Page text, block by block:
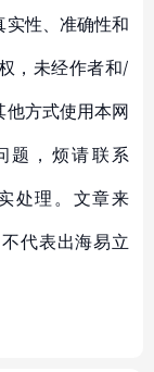
性、准确性和
，未经作者和/
方式使用本网
题，烦请联系
处理。文章来
代表出海易立